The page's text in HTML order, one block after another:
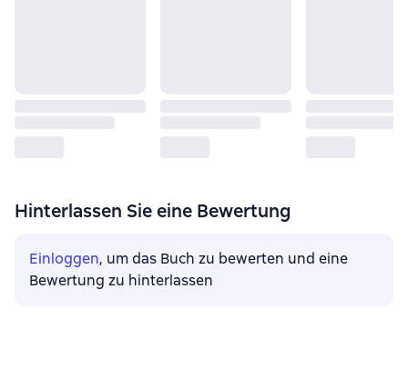
Hinterlassen Sie eine Bewertung
Einloggen, um das Buch zu bewerten und eine
Bewertung zu hinterlassen